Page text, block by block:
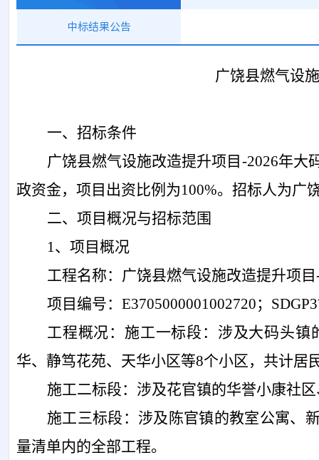
中标结果公告
广饶县燃气设
一、招标条件
广饶县燃气设施改造提升项目 -2026年大
政资金，项目出资比例为100%。招标人为广
二、项目概况与招标范围
1、项目概况
工程名称：广饶县燃气设施改造提升项目
项目编号： E3705000001002720；
工程概况：施工一标段：涉及大码头
华、静笃花苑、天华小区等8个小区，共计居
施工二标段：涉及花官镇的华誉小康社
施工三标段：涉及陈官镇的教室公寓、
量清单内的全部工程。